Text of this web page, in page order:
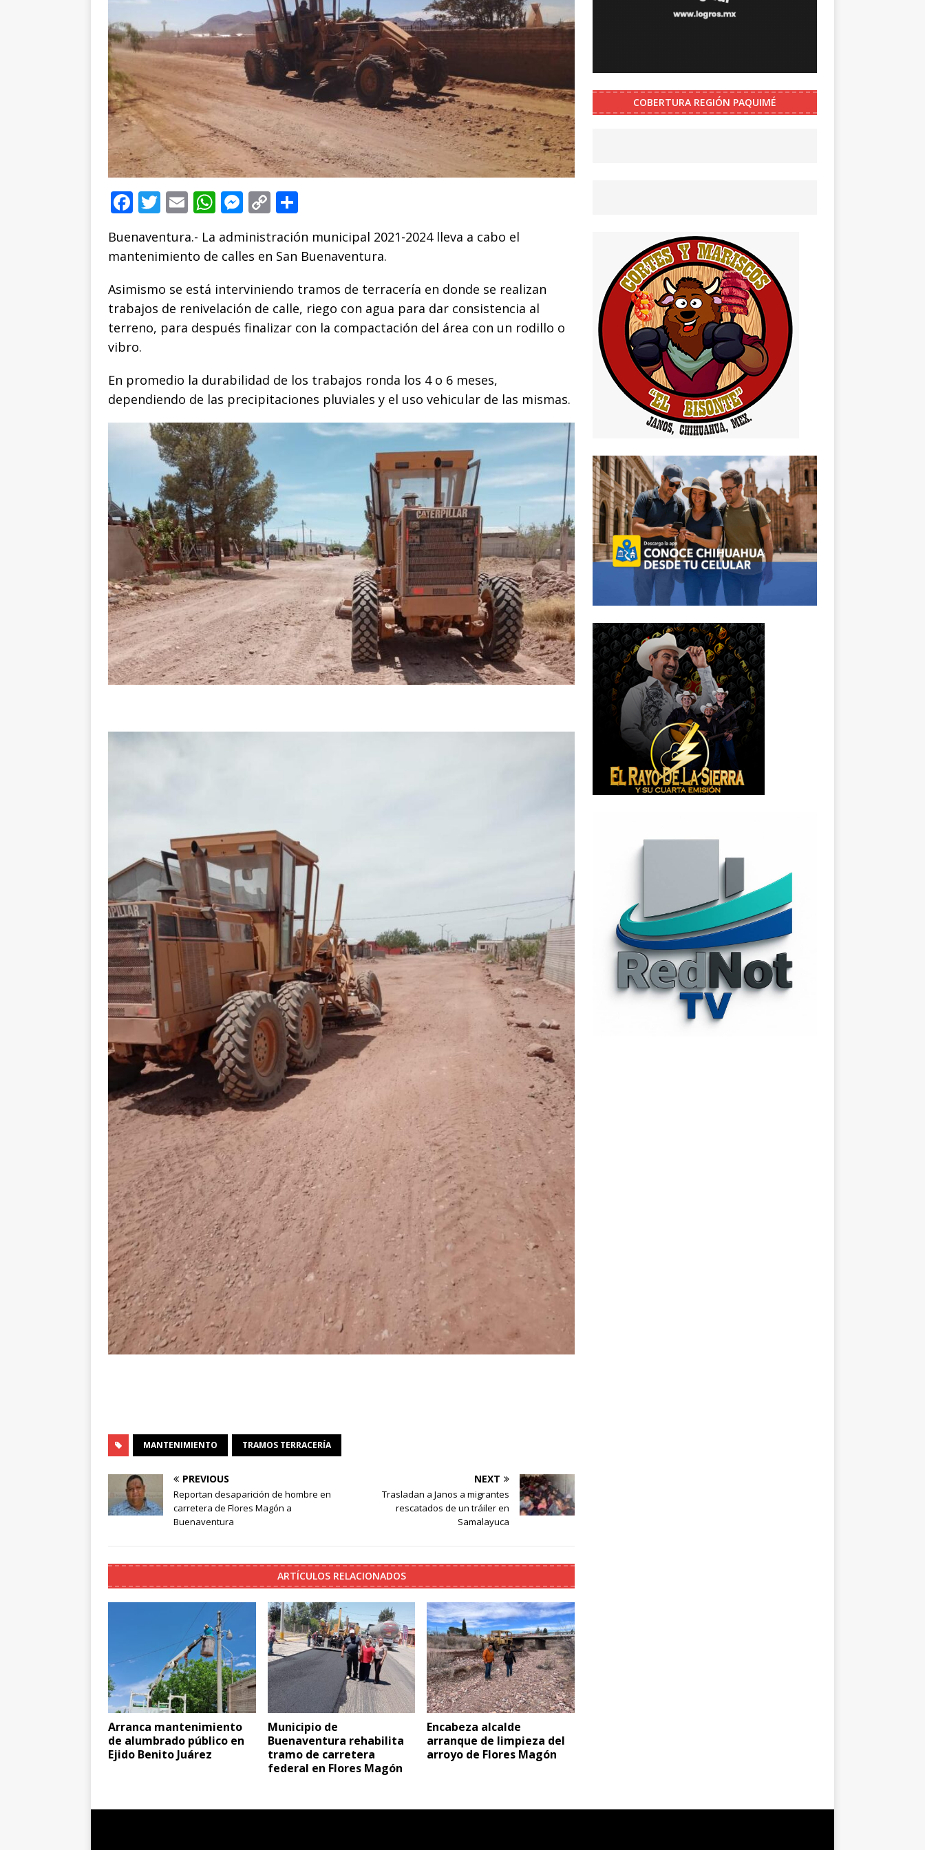
F
c
e
b
o
o
k
T
it
te
r
E
ai
l
W
at
s
A
p
p
M
ss
e
n
g
e
C
p
y
Li
n
k
o
m
p
ar
ti
r
Buenaventura.- La administración municipal 2021-2024 lleva a cabo el
mantenimiento de calles en San Buenaventura.
Asimismo se está interviniendo tramos de terracería en donde se realizan
trabajos de renivelación de calle, riego con agua para dar consistencia al
terreno, para después finalizar con la compactación del área con un rodillo o
vibro.
En promedio la durabilidad de los trabajos ronda los 4 o 6 meses,
dependiendo de las precipitaciones pluviales y el uso vehicular de las mismas.
MANTENIMIENTO TRAMOS TERRACERÍA
PREVIOUS
Reportan desaparición de hombre en
carretera de Flores Magón a
Buenaventura
NEXT
Trasladan a Janos a migrantes
rescatados de un tráiler en
Samalayuca
ARTÍCULOS RELACIONADOS
Arranca mantenimiento
de alumbrado público en
Ejido Benito Juárez
Municipio de
Buenaventura rehabilita
tramo de carretera
federal en Flores Magón
Encabeza alcalde
arranque de limpieza del
arroyo de Flores Magón
COBERTURA REGIÓN PAQUIMÉ